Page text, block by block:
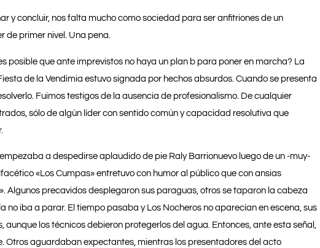
y concluir, nos falta mucho como sociedad para ser anfitriones de un
de primer nivel. Una pena.
posible que ante imprevistos no haya un plan b para poner en marcha? La
de la Vendimia estuvo signada por hechos absurdos. Cuando se presenta
Fuimos testigos de la ausencia de profesionalismo. De cualquier
sólo de algún líder con sentido común y capacidad resolutiva que
a despedirse aplaudido de pie Raly Barrionuevo luego de un -muy-
«Los Cumpas» entretuvo con humor al público que con ansias
Algunos precavidos desplegaron sus paraguas, otros se taparon la cabeza
no iba a parar. El tiempo pasaba y Los Nocheros no aparecían en escena, sus
aunque los técnicos debieron protegerlos del agua. Entonces, ante esta señal,
Otros aguardaban expectantes, mientras los presentadores del acto